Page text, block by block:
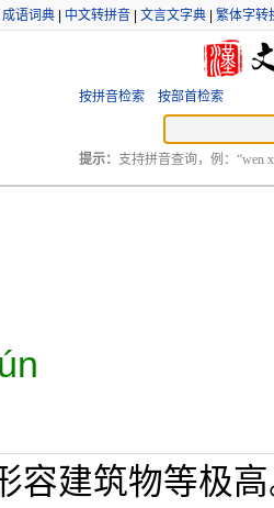
成语词典 中文转拼音 文言文字典 繁体字转
按拼音检索 按部首检索
提示： 支持拼音查询，例：“wen
容建筑物等极